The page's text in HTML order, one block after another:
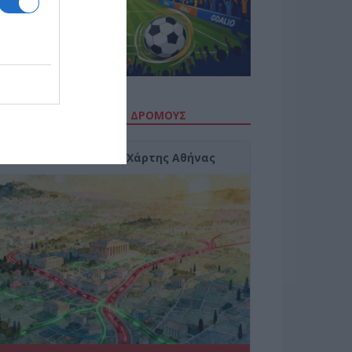
ΤΗΝ ΚΙΝΗΣΗ ΣΤΟΥΣ ΔΡΌΜΟΥΣ
Κίνηση Τώρα: Live Χάρτης Αθήνας